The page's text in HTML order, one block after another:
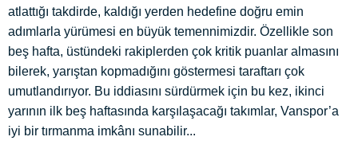
atlattığı takdirde, kaldığı yerden hedefine doğru emin
adımlarla yürümesi en büyük temennimizdir. Özellikle son
beş hafta, üstündeki rakiplerden çok kritik puanlar almasını
bilerek, yarıştan kopmadığını göstermesi taraftarı çok
umutlandırıyor. Bu iddiasını sürdürmek için bu kez, ikinci
yarının ilk beş haftasında karşılaşacağı takımlar, Vanspor’a
iyi bir tırmanma imkânı sunabilir...